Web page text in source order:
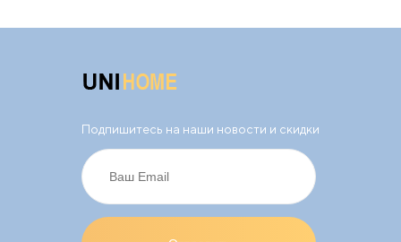
Подпишитесь на наши новости и скидки